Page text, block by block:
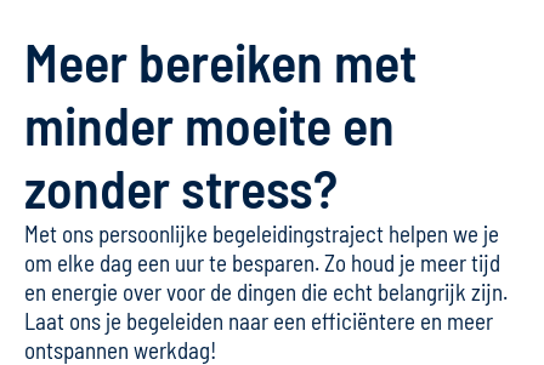
Meer bereiken met
minder moeite en
zonder stress?
Met ons persoonlijke begeleidingstraject helpen we je
om elke dag een uur te besparen. Zo houd je meer tijd
en energie over voor de dingen die echt belangrijk zijn.
Laat ons je begeleiden naar een efficiëntere en meer
ontspannen werkdag!